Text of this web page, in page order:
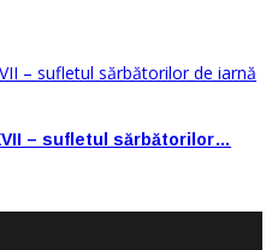
– sufletul sărbătorilor…